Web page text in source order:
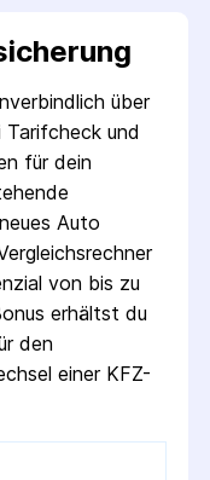
über
und
für dein
Auto
von bis zu
erhältst du
den
einer KFZ-